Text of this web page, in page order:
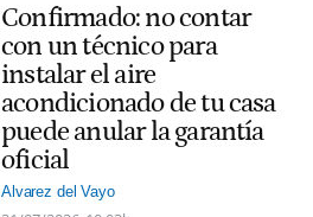
Confirmado: no contar
con un técnico para
instalar el aire
acondicionado de tu casa
puede anular la garantía
oficial
Alvarez del Vayo